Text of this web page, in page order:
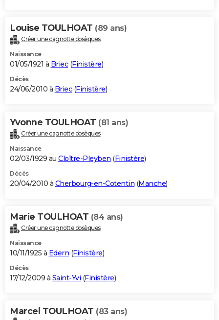
Louise TOULHOAT (89 ans)
Créer une cagnotte obsèques
Naissance
01/05/1921 à Briec(Finistère)
Décès
24/06/2010 à Briec(Finistère)
Yvonne TOULHOAT (81 ans)
Créer une cagnotte obsèques
Naissance
02/03/1929 au Cloître-Pleyben (Finistère)
Décès
20/04/2010 à Cherbourg-en-Cotentin (Manche)
Marie TOULHOAT (84 ans)
Créer une cagnotte obsèques
Naissance
10/11/1925 à Edern (Finistère)
Décès
17/12/2009 à Saint-Yvi (Finistère)
Marcel TOULHOAT (83 ans)